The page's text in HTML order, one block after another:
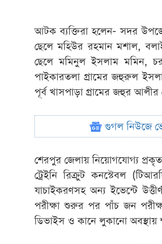
আটক ব্যক্তিরা হলেন- সদর
ছেলে মহিউর রহমান মশাল,
ছেলে মমিনুল ইসলাম মমিন,
পাইকারতলা গ্রামের জহুরুল
পূর্ব খাসপাড়া গ্রামের জহুর আলীর
গুগল নিউজে
শেরপুর জেলায় নিয়োগযোগ্য
ট্রেইনি রিক্রুট কনস্টেবল
যাচাইকরণসহ অন্য ইভেন্টে
পরীক্ষা শুরুর পর পাঁচ জন
ডিভাইস ও কানে লুকানো অবস্থায়